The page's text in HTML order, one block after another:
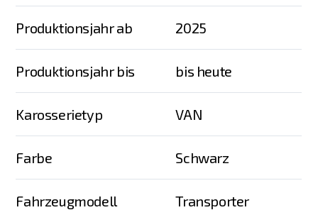
Produktionsjahr ab 2025
Produktionsjahr bis bis heute
Karosserietyp VAN
Farbe Schwarz
Fahrzeugmodell Transporter